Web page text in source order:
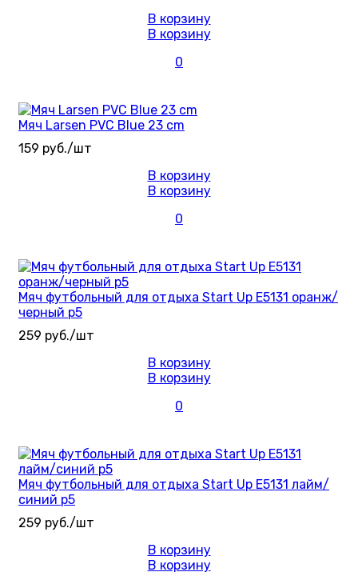
В корзину
В корзину
0
Мяч Larsen PVC Blue 23 cm
159 руб./шт
В корзину
В корзину
0
Мяч футбольный для отдыха Start Up E5131 оранж/
черный р5
259 руб./шт
В корзину
В корзину
0
Мяч футбольный для отдыха Start Up E5131 лайм/
синий р5
259 руб./шт
В корзину
В корзину